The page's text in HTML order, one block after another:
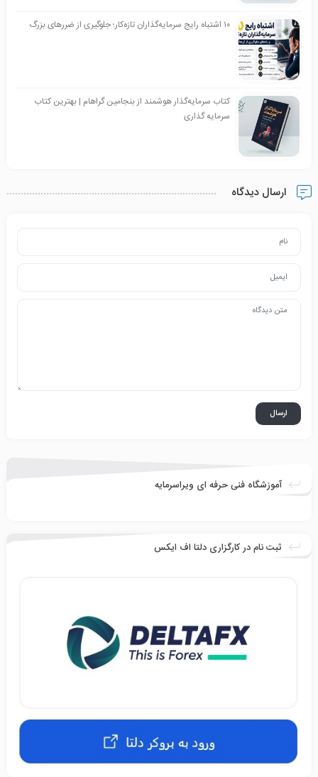
۱۰ اشتباه رایج سرمایه‌گذاران تازه‌کار؛ جلوگیری از ضررهای بزرگ
کتاب سرمایه‌گذار هوشمند از بنجامین گراهام | بهترین کتاب
سرمایه گذاری
ارسال دیدگاه
آموزشگاه فنی حرفه ای ویراسرمایه
ثبت نام در کارگزاری دلتا اف ایکس